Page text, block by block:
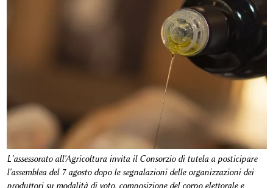
L'assessorato all'Agricoltura invita il Consorzio di tutela a posticipare
l'assemblea del 7 agosto dopo le segnalazioni delle organizzazioni dei